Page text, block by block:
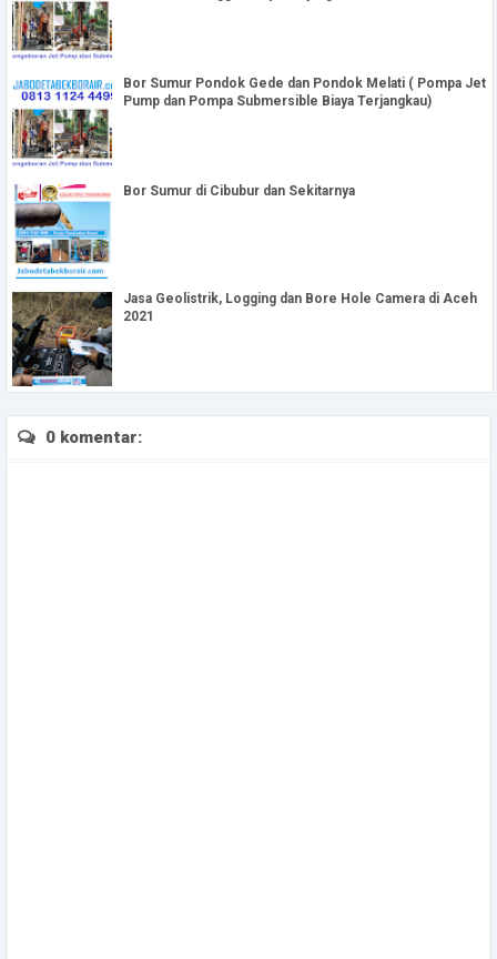
Bor Sumur Pondok Gede dan Pondok Melati ( Pompa Jet
Pump dan Pompa Submersible Biaya Terjangkau)
Bor Sumur di Cibubur dan Sekitarnya
Jasa Geolistrik, Logging dan Bore Hole Camera di Aceh
2021
0 komentar: